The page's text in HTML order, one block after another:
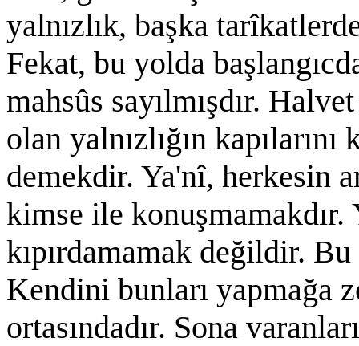
yalnızlık, başka
Fekat, bu yolda
mahsûs sayılmışdır.
olan yalnızlığın
demekdir. Ya'nî, herkesin
kimse ile
kıpırdamamak değildir.
Kendini bunları yapmağa
ortasındadır. Sona